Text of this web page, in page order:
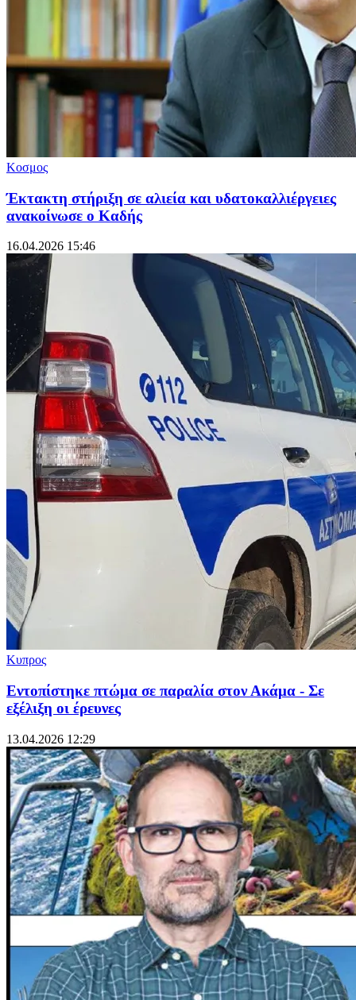
Κοσμος
Έκτακτη στήριξη σε αλιεία και υδατοκαλλιέργειες
ανακοίνωσε ο Καδής
16.04.2026 15:46
Κυπρος
Εντοπίστηκε πτώμα σε παραλία στον Ακάμα - Σε
εξέλιξη οι έρευνες
13.04.2026 12:29